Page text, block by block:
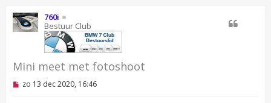
760i
Bestuur Club
Mini meet met fotoshoot
O
zo 13 dec 2020, 16:46